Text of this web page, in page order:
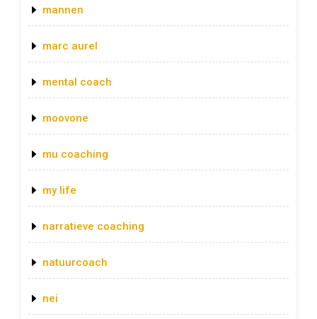
mannen
marc aurel
mental coach
moovone
mu coaching
my life
narratieve coaching
natuurcoach
nei